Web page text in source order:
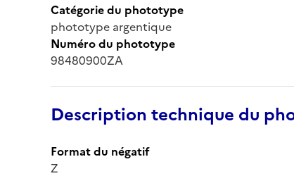
Catégorie du phototype
phototype argentique
Numéro du phototype
98480900ZA
Description technique du
Format du négatif
Z